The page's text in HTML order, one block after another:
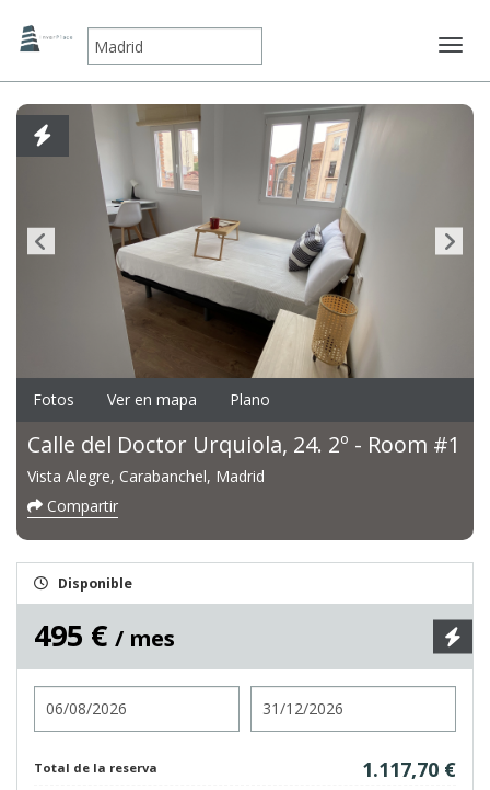
Fotos Ver en mapa Plano
Calle del Doctor Urquiola, 24. 2º - Room #1
Vista Alegre, Carabanchel, Madrid
Compartir
Disponible
495 € / mes
Total de la reserva 1.117,70 €